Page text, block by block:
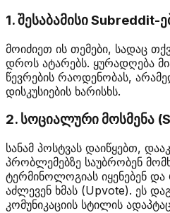
1. შესაბამისი Subreddit-
მოიძიეთ ის თემები, სადაც
დროს ატარებს. ყურადღება
წევრების რაოდენობას,
დისკუსიების ხარისხს.
2. სოციალური მოსმენა
სანამ პოსტვას დაიწყებთ,
პრობლემებზე საუბრობენ
ტერმინოლოგიას იყენებენ და
აძლევენ ხმას (Upvote). ეს
კომუნიკაციის სტილის